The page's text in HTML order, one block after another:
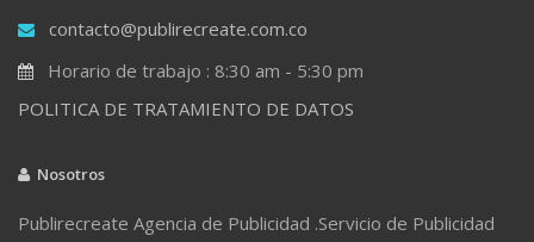
contacto@publirecreate.com.co
Horario de trabajo : 8:30 am - 5:30 pm
POLITICA DE TRATAMIENTO DE DATOS
Nosotros
Publirecreate Agencia de Publicidad .Servicio de Publicidad